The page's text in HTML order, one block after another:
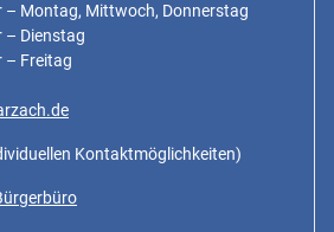
– Montag, Mittwoch, Donnerstag
– Dienstag
– Freitag
Kontaktmöglichkeiten)